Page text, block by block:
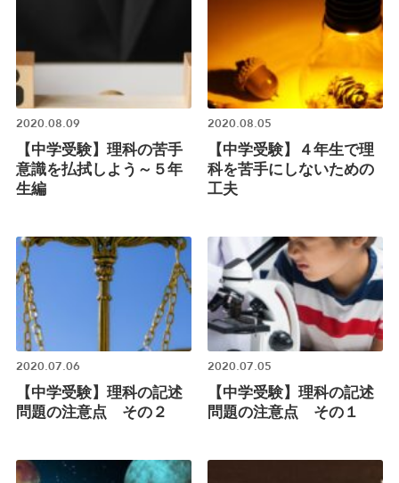
2020.08.09
【中学受験】理科の苦手
意識を払拭しよう～５年
生編
2020.08.05
【中学受験】４年生で理
科を苦手にしないための
工夫
2020.07.06
【中学受験】理科の記述
問題の注意点 その２
2020.07.05
【中学受験】理科の記述
問題の注意点 その１